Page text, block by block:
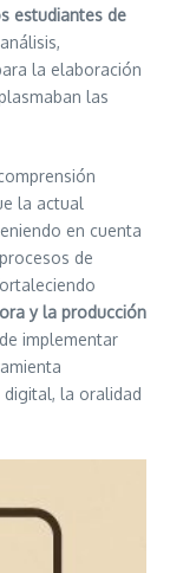
estudiantes de
la elaboración
las
la actual
en cuenta
de
y la producción
implementar
la oralidad